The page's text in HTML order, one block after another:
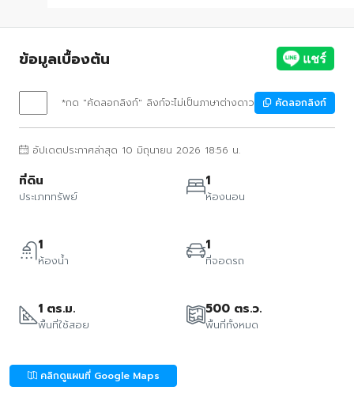
ข้อมูลเบื้องต้น
*กด "คัดลอกลิงก์" ลิงก์จะไม่เป็นภาษาต่างดาว คัดลอกลิงก์
อัปเดตประกาศล่าสุด 10 มิถุนายน 2026 18:56 น.
ที่ดิน
ประเภททรัพย์
1
ห้องนอน
1
ห้องน้ำ
1
ที่จอดรถ
1 ตร.ม.
พื้นที่ใช้สอย
500 ตร.ว.
พื้นที่ทั้งหมด
คลิกดูแผนที่ Google Maps